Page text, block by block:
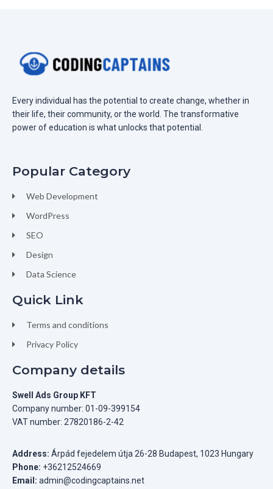
Every individual has the potential to create change, whether in
their life, their community, or the world. The transformative
power of education is what unlocks that potential.
Popular Category
Web Development
WordPress
SEO
Design
Data Science
Quick Link
Terms and conditions
Privacy Policy
Company details
Swell Ads Group KFT
Company number: 01-09-399154
VAT number: 27820186-2-42
Address: Árpád fejedelem útja 26-28 Budapest, 1023 Hungary
Phone: +36212524669
Email: admin@codingcaptains.net